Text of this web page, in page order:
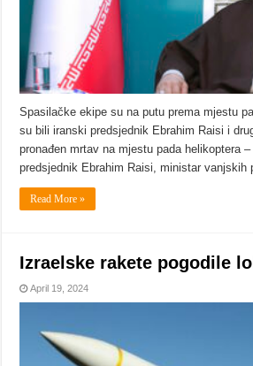
Spasilačke ekipe su na putu prema mjestu
su bili iranski predsjednik Ebrahim Raisi i
pronađen mrtav na mjestu pada helikoptera
predsjednik Ebrahim Raisi, ministar
Read More »
Izraelske rakete pogodile
April 19, 2024